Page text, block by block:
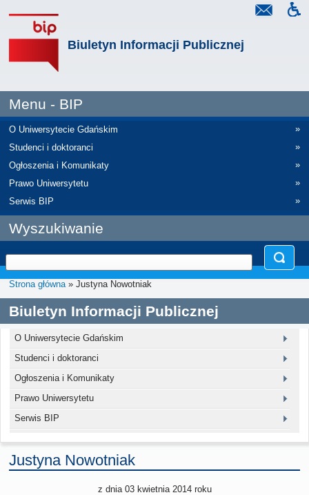
Biuletyn Informacji Publicznej
Menu - BIP
O Uniwersytecie Gdańskim
»
Studenci i doktoranci
»
Ogłoszenia i Komunikaty
»
Prawo Uniwersytetu
»
Serwis BIP
»
Wyszukiwanie
Strona główna» Justyna Nowotniak
Biuletyn Informacji Publicznej
O Uniwersytecie Gdańskim
Studenci i doktoranci
Ogłoszenia i Komunikaty
Prawo Uniwersytetu
Serwis BIP
Justyna Nowotniak
z dnia 03 kwietnia 2014roku